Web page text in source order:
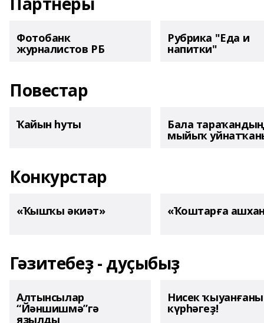
Фотобанк
журналистов РБ
Рубрика "Еда и
напитки"
Повестар
Ҡайын һуты Бала тараҡандың
мыйыҡ
Конкурстар
«Ҡышҡы әкиәт» «Ҡоштарға
Гәзитебеҙ - дуҫыбыҙ
Алтынсылар
“Йәншишмә”гә
яҙылды
Нисек
күрһәгеҙ!